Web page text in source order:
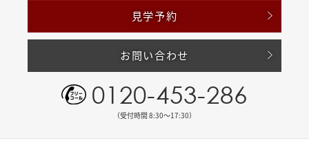
見学予約
お問い合わせ
0120-453-286
（受付時間 8:30〜17:30）